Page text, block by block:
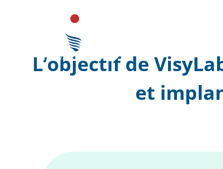
L’objectif de
et